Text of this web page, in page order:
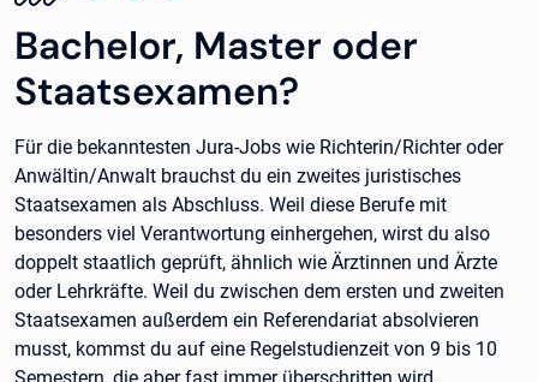
Bachelor, Master oder
Staatsexamen?
Für die bekanntesten Jura-Jobs wie Richterin/Richter oder
Anwältin/Anwalt brauchst du ein zweites juristisches
Staatsexamen als Abschluss. Weil diese Berufe mit
besonders viel Verantwortung einhergehen, wirst du also
doppelt staatlich geprüft, ähnlich wie Ärztinnen und Ärzte
oder Lehrkräfte. Weil du zwischen dem ersten und zweiten
Staatsexamen außerdem ein Referendariat absolvieren
musst, kommst du auf eine Regelstudienzeit von 9 bis 10
Semestern, die aber fast immer überschritten wird.